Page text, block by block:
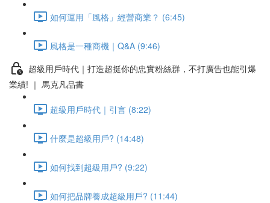
如何運用「風格」經營商業？ (6:45)
風格是一種商機｜Q&A (9:46)
超級用戶時代｜打造超挺你的忠實粉絲群，不打廣告也能引爆
業績! ｜ 馬克凡品書
超級用戶時代｜引言 (8:22)
什麼是超級用戶? (14:48)
如何找到超級用戶? (9:22)
如何把品牌養成超級用戶? (11:44)